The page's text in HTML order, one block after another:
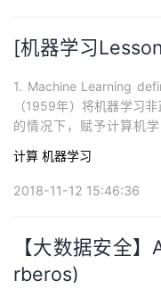
[机器学习
1. Machine Learning
（1959年）将机器学习
的情况下，赋予计算机
于机器学习的定义 ：对
一个性能测量方法P，如果
计算 机器学习
2018-11-12 15:46:36
【大数据安全
rberos)